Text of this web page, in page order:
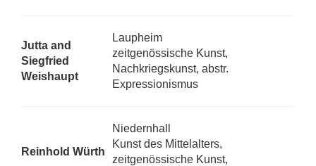
Jutta and
Siegfried
Weishaupt
Laupheim
zeitgenössische Kunst,
Nachkriegskunst, abstr.
Expressionismus
Reinhold Würth
Niedernhall
Kunst des Mittelalters,
zeitgenössische Kunst,